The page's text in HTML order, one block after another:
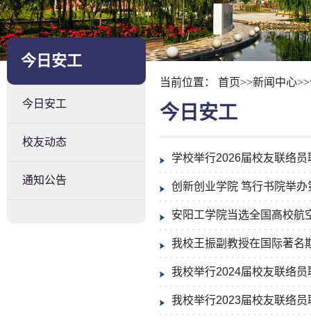
今日安工
今日安工
校友动态
通知公告
当前位置： 首页>>新闻中心>>
今日安工
学校举行2026届校友联络员
创新创业学院 笃行书院举办
安阳工学院当选全国高校航
我校王振副教授在国际著名
我校举行2024届校友联络员
我校举行2023届校友联络员